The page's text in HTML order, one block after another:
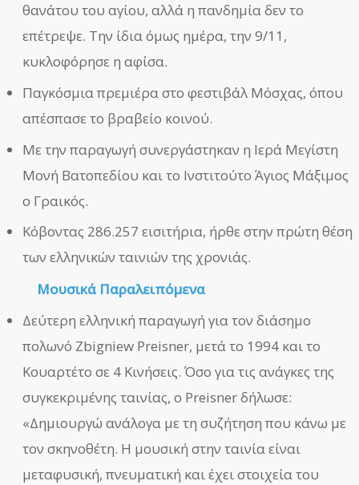
θανάτου του αγίου, αλλά η πανδημία δεν το
επέτρεψε. Την ίδια όμως ημέρα, την 9/11,
κυκλοφόρησε η αφίσα.
Παγκόσμια πρεμιέρα στο φεστιβάλ Μόσχας, όπου
απέσπασε το βραβείο κοινού.
Με την παραγωγή συνεργάστηκαν η Ιερά Μεγίστη
Μονή Βατοπεδίου και το Ινστιτούτο Άγιος Μάξιμος
ο Γραικός.
Κόβοντας 286.257 εισιτήρια, ήρθε στην πρώτη θέση
των ελληνικών ταινιών της χρονιάς.
Μουσικά Παραλειπόμενα
Δεύτερη ελληνική παραγωγή για τον διάσημο
πολωνό Zbigniew Preisner, μετά το 1994 και το
Κουαρτέτο σε 4 Κινήσεις. Όσο για τις ανάγκες της
συγκεκριμένης ταινίας, ο Preisner δήλωσε:
«Δημιουργώ ανάλογα με τη συζήτηση που κάνω με
τον σκηνοθέτη. Η μουσική στην ταινία είναι
μεταφυσική, πνευματική και έχει στοιχεία του